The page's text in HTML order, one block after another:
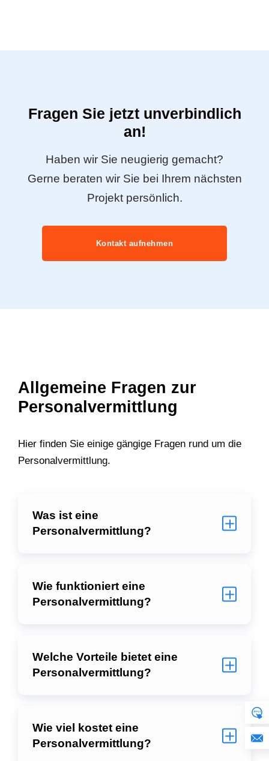
Fragen Sie jetzt unverbindlich
an!
Haben wir Sie neugierig gemacht?
Gerne beraten wir Sie bei Ihrem nächsten
Projekt persönlich.
Kontakt aufnehmen
Allgemeine Fragen zur
Personalvermittlung
Hier finden Sie einige gängige Fragen rund um die
Personalvermittlung.
Was ist eine
Personalvermittlung?
Wie funktioniert eine
Personalvermittlung?
Welche Vorteile bietet eine
Personalvermittlung?
Wie viel kostet eine
Personalvermittlung?